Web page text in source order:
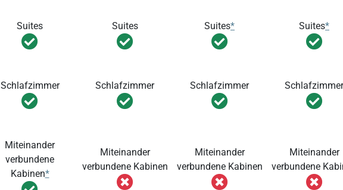
Suites Suites Suites* Suites*
Schlafzimmer Schlafzimmer Schlafzimmer Schlafzimmer
Miteinander
verbundene
Kabinen*
Miteinander
verbundene Kabinen
Miteinander
verbundene Kabinen
Miteinander
verbundene